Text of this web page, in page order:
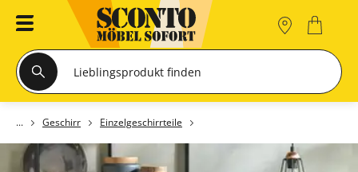
Geschirr Einzelgeschirrteile